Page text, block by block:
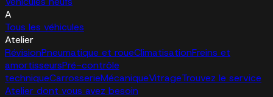
A
Tous les véhicules
Atelier
RévisionPneumatique et roueClimatisationFreins et
amortisseursPré-contrôle
techniqueCarrosserieMécaniqueVitrageTrouvez le service
Atelier dont vous avez besoin